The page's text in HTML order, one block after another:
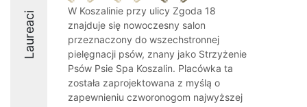
Laureaci
W Koszalinie przy ulicy Zgoda 18
znajduje się nowoczesny salon
przeznaczony do wszechstronnej
pielęgnacji psów, znany jako Strzyżenie
Psów Psie Spa Koszalin. Placówka ta
została zaprojektowana z myślą o
zapewnieniu czworonogom najwyższej